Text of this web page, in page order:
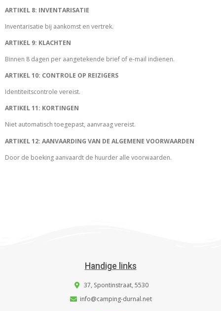
ARTIKEL 8: INVENTARISATIE
Inventarisatie bij aankomst en vertrek.
ARTIKEL 9: KLACHTEN
Binnen 8 dagen per aangetekende brief of e-mail indienen.
ARTIKEL 10: CONTROLE OP REIZIGERS
Identiteitscontrole vereist.
ARTIKEL 11: KORTINGEN
Niet automatisch toegepast, aanvraag vereist.
ARTIKEL 12: AANVAARDING VAN DE ALGEMENE VOORWAARDEN
Door de boeking aanvaardt de huurder alle voorwaarden.
Handige links
37, Spontinstraat, 5530
info@camping-durnal.net